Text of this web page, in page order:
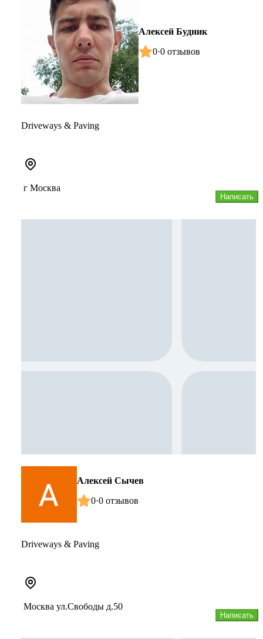
Алексей Будник
0·0 отзывов
Driveways & Paving
Написать
г Москва
Алексей Сычев
0·0 отзывов
Driveways & Paving
Написать
Москва ул.Свободы д.50